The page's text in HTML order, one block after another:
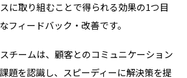
に取り組むことで得られる効果の1つ目
フィードバック・改善です。
チームは、顧客とのコミュニケーション
題を認識し、スピーディーに解決策を提